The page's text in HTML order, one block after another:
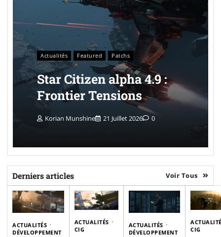
Actualités Featured Patchs
Star Citizen alpha 4.9 :
Frontier Tensions
Korian Munshine 21 Juillet 2026 0
Derniers articles Voir Tous
ACTUALITÉS
DÉVELOPPEMENT
ACTUALITÉS
CIG
ACTUALITÉS
DÉVELOPPEMENT
CIG